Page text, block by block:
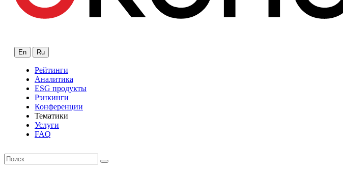
En Ru
Рейтинги
Аналитика
ESG продукты
Рэнкинги
Конференции
Тематики
Услуги
FAQ